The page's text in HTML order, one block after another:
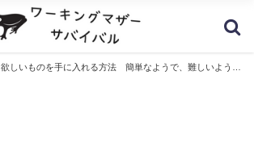
欲しいものを手に入れる方法 簡単なようで、難しいよう